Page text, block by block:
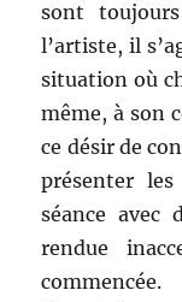
sont
l’artiste, il
situation où
même, à son
ce désir de
présenter
séance avec
rendue